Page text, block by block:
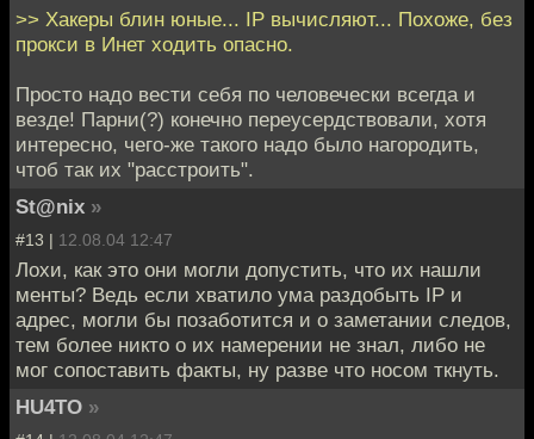
>> Хакеры блин юные... IP вычисляют... Похоже, без
прокси в Инет ходить опасно.
Просто надо вести себя по человечески всегда и
везде! Парни(?) конечно переусердствовали, хотя
интересно, чего-же такого надо было нагородить,
чтоб так их "расстроить".
St@nix »
#13 | 12.08.04 12:47
Лохи, как это они могли допустить, что их нашли
менты? Ведь если хватило ума раздобыть IP и
адрес, могли бы позаботится и о заметании следов,
тем более никто о их намерении не знал, либо не
мог сопоставить факты, ну разве что носом ткнуть.
HU4TO »